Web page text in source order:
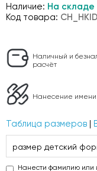
Наличие: На складе
Код товара:
Наличный и
расчёт
Нанесение
Таблица размеров |
размер детский
Нанести фамилию или